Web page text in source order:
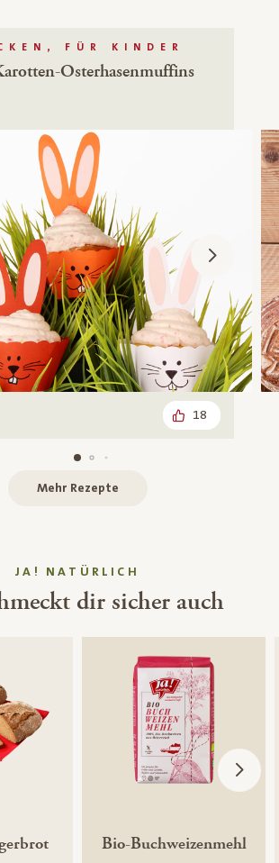
FÜR KINDER
Osterhasenmuffins
18
Mehr Rezepte
JA! NATÜRLICH
dir sicher auch
Bio-Buchweizenmehl